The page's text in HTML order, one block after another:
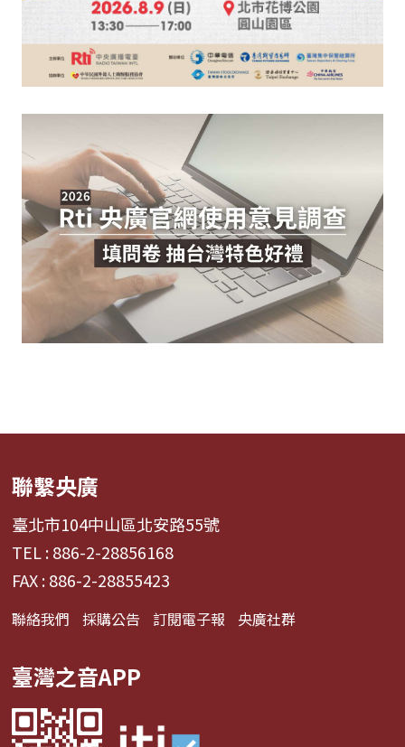
聯繫央廣
臺北市104中山區北安路55號
TEL : 886-2-28856168
FAX : 886-2-28855423
聯絡我們 採購公告 訂閱電子報 央廣社群
臺灣之音APP